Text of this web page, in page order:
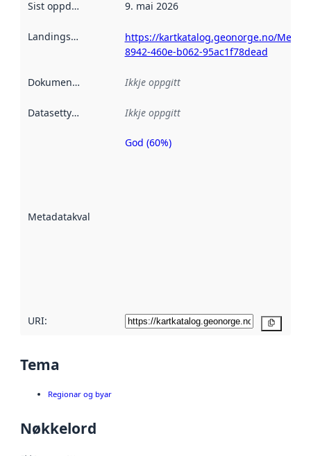
Sist oppdatert 9. mai 2026
Landingsside
https://kartkatalog.geonorge.no/
8942-460e-b062-95ac1f78dead
Dokumentasjon Ikkje oppgitt
Datasettype Ikkje oppgitt
Metadatakvalitet
Metadatakvalitet
God (60%)
URI:
Tema
Regionar og byar
Nøkkelord